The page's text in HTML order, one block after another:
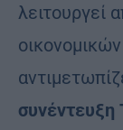
λειτουργεί